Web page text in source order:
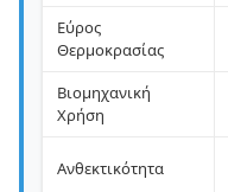
Εύρος
Θερμοκρασίας
Βιομηχανική
Χρήση
Ανθεκτικότητα